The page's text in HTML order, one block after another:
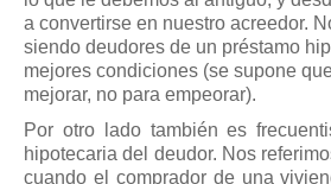
a convertirse en nuestro acreedor.
siendo deudores de un préstamo
mejores condiciones (se supone
mejorar, no para empeorar).
Por otro lado también es
hipotecaria del deudor. Nos
cuando el comprador de una